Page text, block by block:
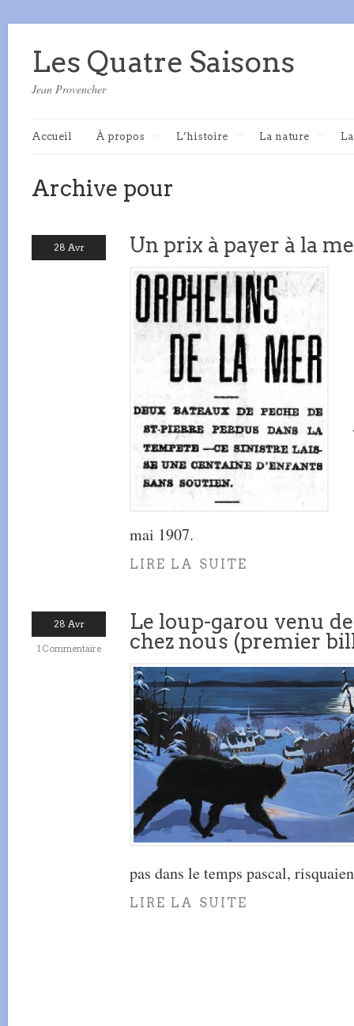
Les Quatre Saisons
Jean Provencher
Accueil À propos L’histoire La nature
Archive pour
28 Avr Un prix à payer à la
mai 1907.
LIRE LA SUITE
28 Avr
1 Commentaire
Le loup-garou venu
chez nous (premier
pas dans le temps pascal,
LIRE LA SUITE